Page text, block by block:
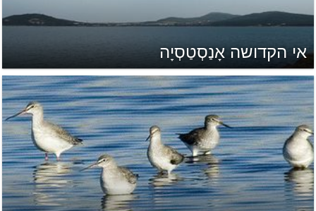
אי הקדושה אָנַסְטַסְיָה